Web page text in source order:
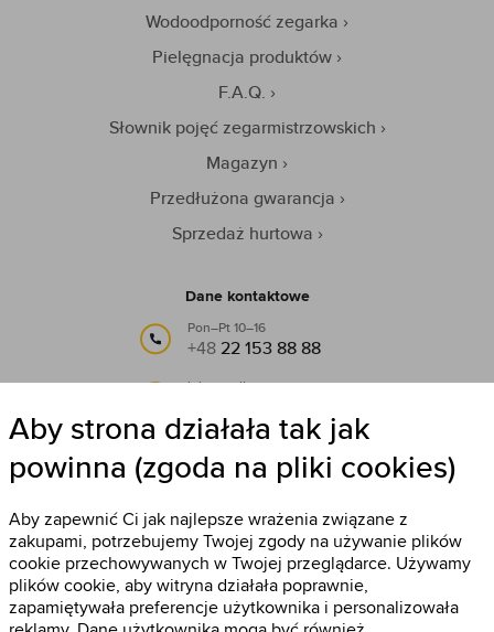
Wodoodporność zegarka
Pielęgnacja produktów
F.A.Q.
Słownik pojęć zegarmistrzowskich
Magazyn
Przedłużona gwarancja
Sprzedaż hurtowa
Dane kontaktowe
Pon–Pt 10–16
+4822 153 88 88
lub e-mail:
Obserwuj nas
Timestore na Facebooku
Aby strona działała tak jak
powinna (zgoda na pliki cookies)
Aby zapewnić Ci jak najlepsze wrażenia związane z
zakupami, potrzebujemy Twojej zgody na używanie plików
cookie przechowywanych w Twojej przeglądarce. Używamy
plików cookie, aby witryna działała poprawnie,
zapamiętywała preferencje użytkownika i personalizowała